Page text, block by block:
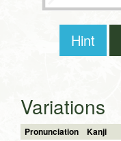
Hint
Variations
Pronunciation Kanji